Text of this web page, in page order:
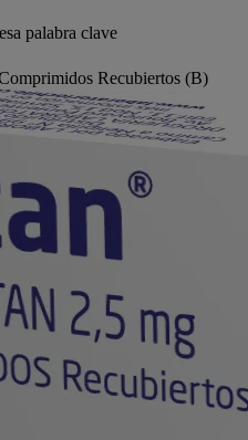
palabra clave
Recubiertos (B)